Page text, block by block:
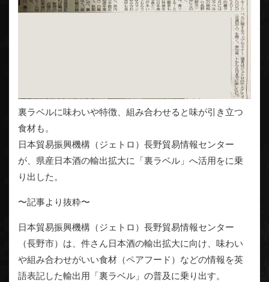
裏ラベルに味わいや特徴、組み合わせると味が引き立つ
食材も。
日本貿易振興機構（ジェトロ）長野貿易情報センター
が、県産日本酒の輸出拡大に「裏ラベル」へ活用をに乗
り出した。
〜記事より抜粋〜
日本貿易振興機構（ジェトロ）長野貿易情報センター
（長野市）は、件さん日本酒の輸出拡大に向け、味わい
や組み合わせがいい食材（ペアフード）などの情報を英
語表記した輸出用「裏ラベル」の普及に乗り出す。